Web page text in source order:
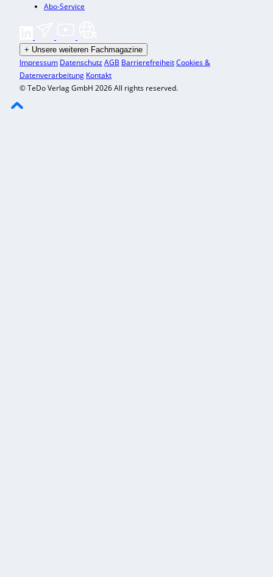
Abo-Service
+ Unsere weiteren Fachmagazine
Impressum DatenschutzAGB BarrierefreiheitCookies &
Datenverarbeitung Kontakt
© TeDo Verlag GmbH 2026 All rights reserved.